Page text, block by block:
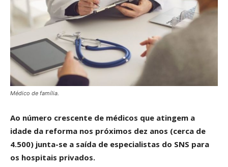
Médico de família.
Ao número crescente de médicos que atingem a
idade da reforma nos próximos dez anos (cerca de
4.500) junta-se a saída de especialistas do SNS para
os hospitais privados.